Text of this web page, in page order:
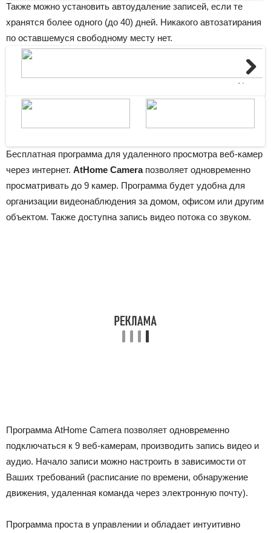
Также можно установить автоудаление записей, если те
хранятся более одного (до 40) дней. Никакого автозатирания
по оставшемуся свободному месту нет.
Next
Бесплатная программа для удаленного просмотра веб-камер
через интернет. AtHome Cameraпозволяет одновременно
просматривать до 9 камер. Программа будет удобна для
организации видеонаблюдения за домом, офисом или другим
объектом. Также доступна запись видео потока со звуком.
Программа AtHome Camera позволяет одновременно
подключаться к 9 веб-камерам, производить запись видео и
аудио. Начало записи можно настроить в зависимости от
Ваших требований (расписание по времени, обнаружение
движения, удаленная команда через электронную почту).
Программа проста в управлении и обладает интуитивно